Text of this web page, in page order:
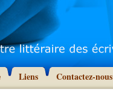
Liens Contactez-nous